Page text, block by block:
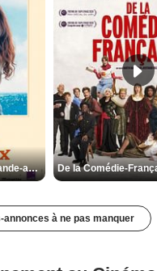
Les Matins merveilleux Bande-annonce VF
annonces à ne pas manquer